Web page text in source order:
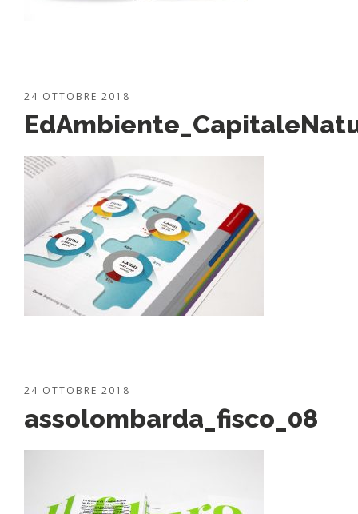
24 OTTOBRE 2018
24 OTTOBRE 2018
assolombarda_fisco_08